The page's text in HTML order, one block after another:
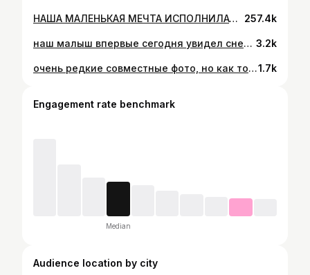
НАША МАЛЕНЬКАЯ МЕЧТА ИСПОЛНИЛАСЬ🥹🥹🥹 Я несколько месяцев мониторила авито в поисках того самого, который отзовется в душе) Изначально я выбирала из породистых котят, очень хотела бурму, но когда я увидела это объявление и эти глазки, я поняла, что это тот самый малыш🥹💔 Его глазки, такие осознанные, но такие грустные… Это какой то особенный котенок Не такой, как другие И теперь он у нас🥹 Благодарю @priyut_dom_spaseniya за то, что приютили и оставили его для нас и за ваш теплый прием и заботу❤️ Добро пожаловать в семью, малыш❤️🥹 257.4k
наш малыш впервые сегодня увидел снег 🤍 решила оставить эти милые эмоции здесь, так как многие из вас наблюдают за историей Томика с самого дня, когда мы забрали его из приюта🫶 получилось запечатлеть этот трогательный момент его искренних детских эмоций🥲 3.2k
очень редкие совместные фото, но как то очень красиво вышло☺️1.7k
Engagement rate benchmark
Median
Audience location by city